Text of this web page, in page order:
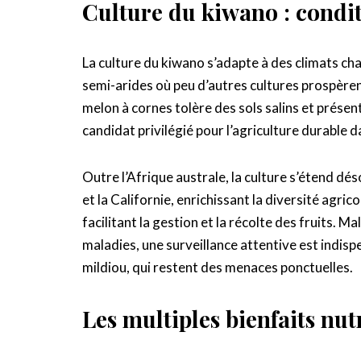
Culture du kiwano :
La culture du kiwano s’adapte à des climats
semi-arides où peu d’autres cultures
melon à cornes tolère des sols salins et
candidat privilégié pour l’agriculture durable
Outre l’Afrique australe, la culture s’étend
et la Californie, enrichissant la diversité
facilitant la gestion et la récolte des fruits.
maladies, une surveillance attentive est
mildiou, qui restent des menaces ponctuelles.
Les multiples bienfaits